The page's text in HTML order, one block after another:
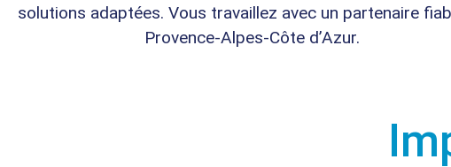
solutions adaptées. Vous travaillez avec un partenaire
Provence-Alpes-Côte d’Azur.